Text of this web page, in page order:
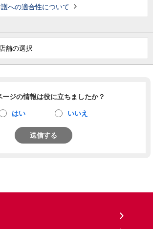
への適合性について
店舗の選択
ージの情報は役に立ちましたか？
はい いいえ
送信する